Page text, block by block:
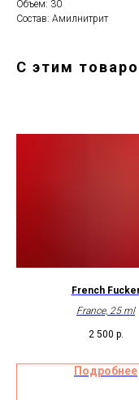
Объем: 30
Состав: Амилнитрит
С этим
French
France, 25 ml
2 500 р.
Подробнее